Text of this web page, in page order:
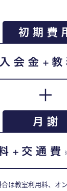
は教室利用料、オ